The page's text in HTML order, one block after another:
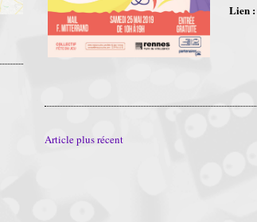
Lien :
Article plus récent